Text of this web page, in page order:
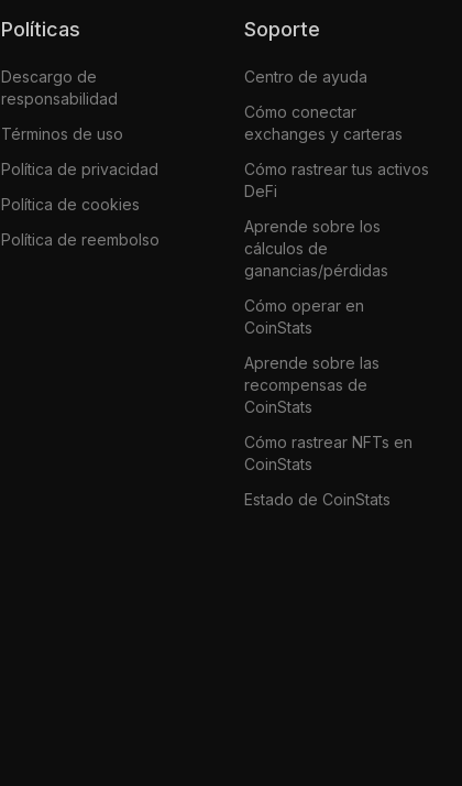
Políticas
Descargo de
responsabilidad
Términos de uso
Política de privacidad
Política de cookies
Política de reembolso
Soporte
Centro de ayuda
Cómo conectar
exchanges y carteras
Cómo rastrear tus activos
DeFi
Aprende sobre los
cálculos de
ganancias/pérdidas
Cómo operar en
CoinStats
Aprende sobre las
recompensas de
CoinStats
Cómo rastrear NFTs en
CoinStats
Estado de CoinStats